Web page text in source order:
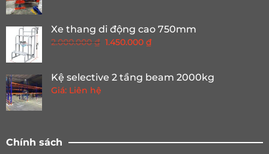
Xe thang di động cao 750mm
2.000.000 ₫ Giá
2.000.000 ₫.
1.450.000₫Giá
là:
Kệ selective 2 tầng beam 2000kg
Giá: Liên hệ
Chính sách